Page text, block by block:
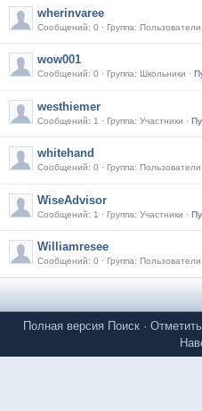
wherinvaree
Сообщений: 0 · Группа: Пользователи
wow001
Сообщений: 0 · Группа: Школьники ·
westhiemer
Сообщений: 1 · Группа: Участники ·
whitehand
Сообщений: 0 · Группа: Пользователи
WiseAdvisor
Сообщений: 1 · Группа: Участники ·
Williamresee
Сообщений: 0 · Группа: Пользователи
Полная версия Поиск ·